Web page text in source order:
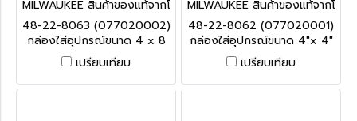
MILWAUKEE สินค้าของแท้จากโ
รงงานผู้ผลิต 48-22-8063 (0
77020002)
48-22-8063 (077020002)
กล่องใส่อุปกรณ์ขนาด 4 x 8
นิ้ว (2 ชิ้น) MILWAUKEE (มิล
วอคกี้)
เปรียบเทียบ
MILWAUKEE สินค้าของแท้จากโ
รงงานผู้ผลิต 48-22-8062 (0
77020001)
48-22-8062 (077020001)
กล่องใส่อุปกรณ์ขนาด 4"x 4"
(2 ชิ้น) MILWAUKEE (มิลวอค
กี้)
เปรียบเทียบ